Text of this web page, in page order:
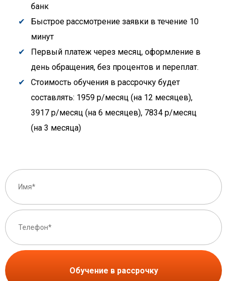
банк
Быстрое рассмотрение заявки в течение 10
минут
Первый платеж через месяц, оформление в
день обращения, без процентов и переплат.
Стоимость обучения в рассрочку будет
составлять: 1959 р/месяц (на 12 месяцев),
3917 р/месяц (на 6 месяцев), 7834 р/месяц
(на 3 месяца)
Обучение в рассрочку